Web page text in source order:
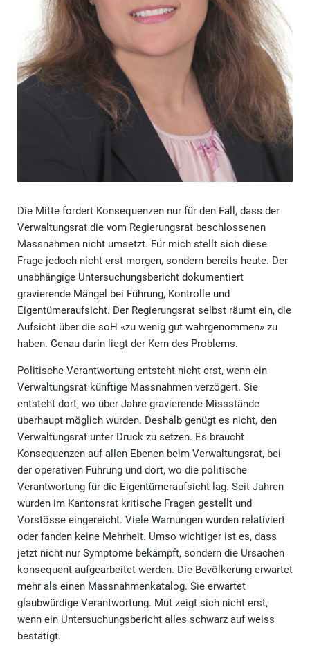
Die Mitte fordert Konsequenzen nur für den Fall, dass der
Verwaltungsrat die vom Regierungsrat beschlossenen
Massnahmen nicht umsetzt. Für mich stellt sich diese
Frage jedoch nicht erst morgen, sondern bereits heute. Der
unabhängige Untersuchungsbericht dokumentiert
gravierende Mängel bei Führung, Kontrolle und
Eigentümeraufsicht. Der Regierungsrat selbst räumt ein, die
Aufsicht über die soH «zu wenig gut wahrgenommen» zu
haben. Genau darin liegt der Kern des Problems.
Politische Verantwortung entsteht nicht erst, wenn ein
Verwaltungsrat künftige Massnahmen verzögert. Sie
entsteht dort, wo über Jahre gravierende Missstände
überhaupt möglich wurden. Deshalb genügt es nicht, den
Verwaltungsrat unter Druck zu setzen. Es braucht
Konsequenzen auf allen Ebenen beim Verwaltungsrat, bei
der operativen Führung und dort, wo die politische
Verantwortung für die Eigentümeraufsicht lag. Seit Jahren
wurden im Kantonsrat kritische Fragen gestellt und
Vorstösse eingereicht. Viele Warnungen wurden relativiert
oder fanden keine Mehrheit. Umso wichtiger ist es, dass
jetzt nicht nur Symptome bekämpft, sondern die Ursachen
konsequent aufgearbeitet werden. Die Bevölkerung erwartet
mehr als einen Massnahmenkatalog. Sie erwartet
glaubwürdige Verantwortung. Mut zeigt sich nicht erst,
wenn ein Untersuchungsbericht alles schwarz auf weiss
bestätigt.